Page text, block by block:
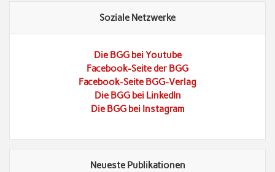
Soziale Netzwerke
Die BGG bei Youtube
Facebook-Seite der BGG
Facebook-Seite BGG-Verlag
Die BGG bei LinkedIn
Die BGG bei Instagram
Neueste Publikationen